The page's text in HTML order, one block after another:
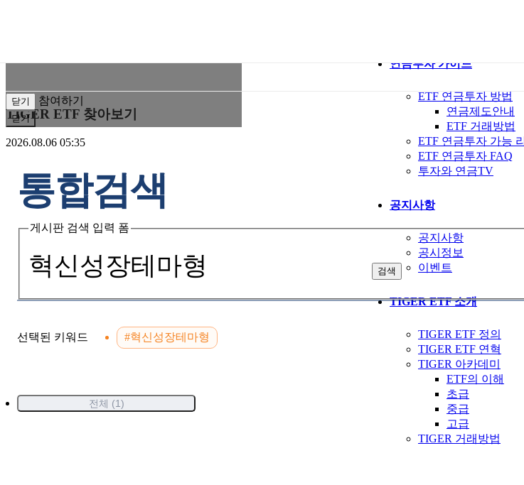
닫기 참여하기
닫기
래
에
셋
TIGERETF
연금투자 가이드
ETF 연금투자 방법
연금제도안내
ETF 거래방법
ETF 연금투자 가능
ETF 연금투자 FAQ
투자와 연금TV
공지사항
공지사항
공시정보
이벤트
TIGER ETF 소개
TIGER ETF 정의
TIGER ETF 연혁
TIGER 아카데미
ETF의 이해
초급
중급
고급
TIGER 거래방법
TIGER ETF 찾아보기
2026.08.06 05:35
통합검색
게시판 검색 입력 폼
검색
선택된 키워드 #혁신성장테마형
전체 (1)